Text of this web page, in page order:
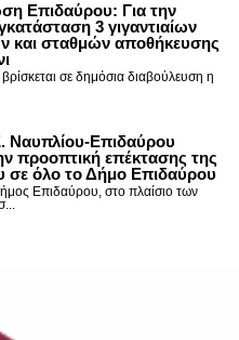
Επιδαύρου: Για την
3 γιγαντιαίων
και σταθμών αποθήκευσης
σε δημόσια διαβούλευση η
Ναυπλίου-Επιδαύρου
προοπτική επέκτασης της
σε όλο το Δήμο Επιδαύρου
Επιδαύρου, στο πλαίσιο των